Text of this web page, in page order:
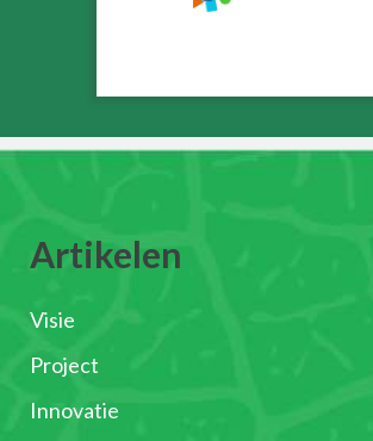
Artikelen
Visie
Project
Innovatie